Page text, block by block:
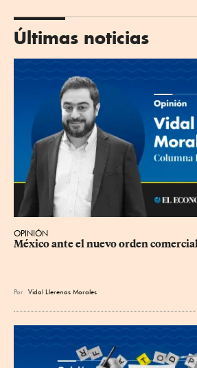
Últimas noticias
OPINIÓN
México ante el nuevo orden
Por Vidal Llerenas Morales